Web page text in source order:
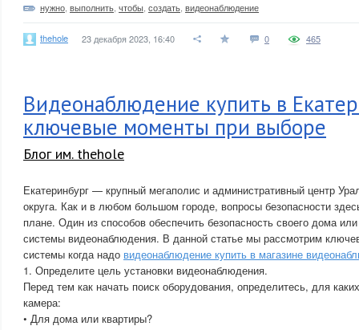
нужно выполнить чтобы создать видеонаблюдение
thehole 23 декабря 2023, 16:40 0 465
Видеонаблюдение купить в
ключевые моменты при выборе
Блог им. thehole
Екатеринбург — крупный мегаполис и административный центр
округа. Как и в любом большом городе, вопросы безопасности
плане. Один из способов обеспечить безопасность своего дома
системы видеонаблюдения. В данной статье мы рассмотрим
системы когда надо видеонаблюдение купить в магазине
1. Определите цель установки видеонаблюдения.
Перед тем как начать поиск оборудования, определитесь, для
камера:
• Для дома или квартиры?